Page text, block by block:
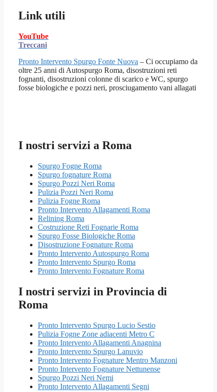
Link utili
YouTube
Treccani
Pronto Intervento Spurgo Fonte Nuova – Ci occupiamo da
oltre 25 anni di Autospurgo Roma, disostruzioni reti
fognanti, disostruzioni colonne di scarico e WC, spurgo
fosse biologiche e pozzi neri, prosciugamento vani allagati
I nostri servizi a Roma
Spurgo Fogne Roma
Spurgo fognature Roma
Spurgo Pozzi Neri Roma
Pulizia Pozzi Neri Roma
Pulizia Fogne Roma
Pronto Intervento Allagamenti Roma
Relining Roma
Costruzione Reti Fognarie Roma
Spurgo Fosse Biologiche Roma
Disostruzione Fognature Roma
Pronto Intervento Autospurgo Roma
Pronto Intervento Spurgo Roma
Pronto Intervento Fognature Roma
I nostri servizi in Provincia di
Roma
Pronto Intervento Spurgo Lucio Sestio
Pulizia Fogne Zone adiacenti Metro C
Pronto Intervento Allagamenti Anagnina
Pronto Intervento Spurgo Lanuvio
Pronto Intervento Fognature Mentro Manzoni
Pronto Intervento Fognature Nettunense
Spurgo Pozzi Neri Nemi
Pronto Intervento Allagamenti Segni